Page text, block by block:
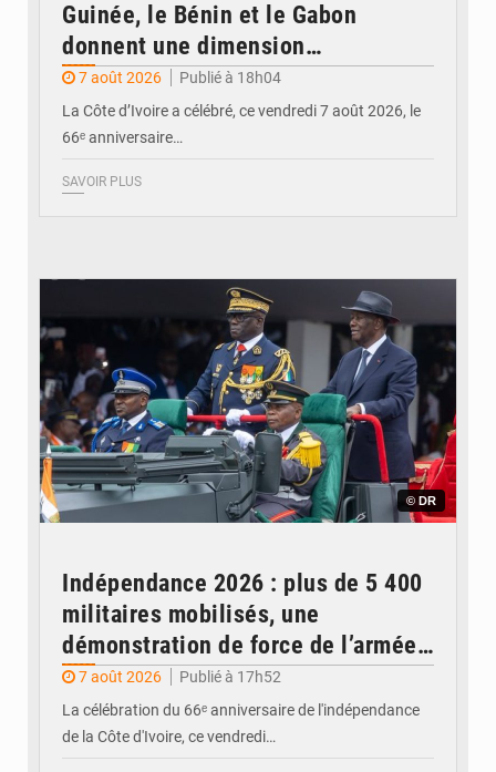
Guinée, le Bénin et le Gabon
donnent une dimension
internationale au défilé de
Yopougon
7 août 2026
Publié à 18h04
La Côte d’Ivoire a célébré, ce vendredi 7 août 2026, le
66ᵉ anniversaire…
SAVOIR PLUS
© DR
Indépendance 2026 : plus de 5 400
militaires mobilisés, une
démonstration de force de l’armée
ivoirienne à Yopougon
7 août 2026
Publié à 17h52
La célébration du 66ᵉ anniversaire de l'indépendance
de la Côte d'Ivoire, ce vendredi…